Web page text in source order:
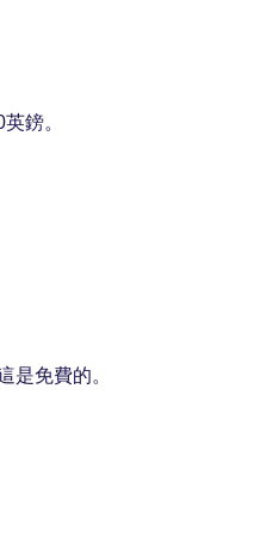
鎊。
免費的。